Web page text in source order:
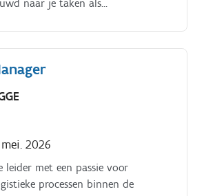
naar je taken als
2026
leider met een passie voor
processen binnen de